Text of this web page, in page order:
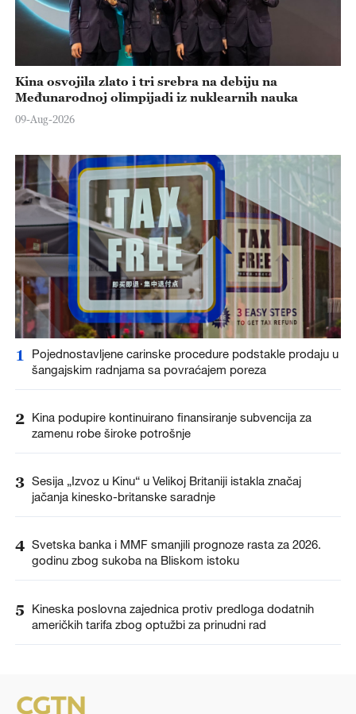
Kina osvojila zlato i tri srebra na debiju na
Međunarodnoj olimpijadi iz nuklearnih nauka
09-Aug-2026
1
Pojednostavljene carinske procedure podstakle prodaju u
šangajskim radnjama sa povraćajem poreza
2 Kina podupire kontinuirano finansiranje subvencija za
zamenu robe široke potrošnje
3 Sesija „Izvoz u Kinu“ u Velikoj Britaniji istakla značaj
jačanja kinesko-britanske saradnje
4 Svetska banka i MMF smanjili prognoze rasta za 2026.
godinu zbog sukoba na Bliskom istoku
5
Kineska poslovna zajednica protiv predloga dodatnih
američkih tarifa zbog optužbi za prinudni rad